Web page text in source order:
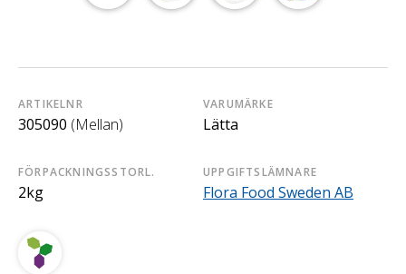
ARTIKELNR
305090 (Mellan)
VARUMÄRKE
Lätta
FÖRPACKNINGSSTORL.
2kg
UPPGIFTSLÄMNARE
Flora Food Sweden AB